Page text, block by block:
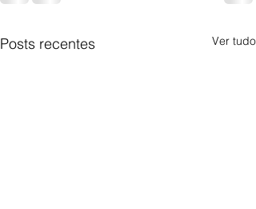
Posts recentes Ver tudo